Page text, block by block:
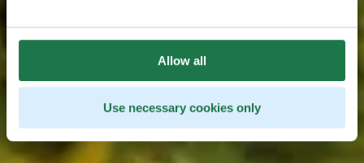
Allow all
Use necessary cookies only